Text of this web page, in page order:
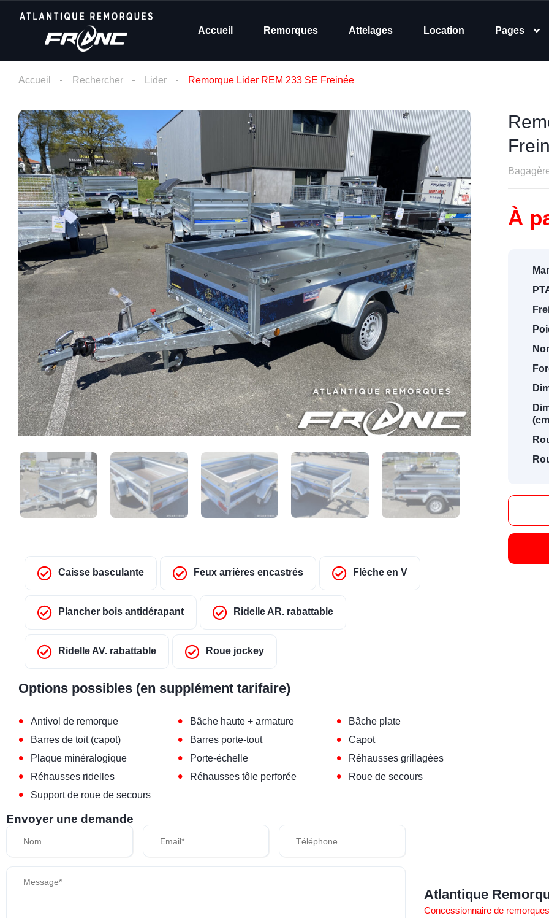
Accueil Remorques Attelages Location Pages
Accueil Rechercher Lider Remorque Lider REM 233 SE Freinée
Caisse basculante Feux arrières encastrés Flèche en V
Plancher bois antidérapant Ridelle AR. rabattable
Ridelle AV. rabattable Roue jockey
Options possibles (en supplément tarifaire)
• Antivol de remorque • Bâche haute + armature • Bâche plate
• Barres de toit (capot) • Barres porte-tout • Capot
• Plaque minéralogique • Porte-échelle • Réhausses grillagées
• Réhausses ridelles • Réhausses tôle perforée • Roue de secours
• Support de roue de secours
À
Envoyer une demande
Atlantique
Concessionnaire de remorques